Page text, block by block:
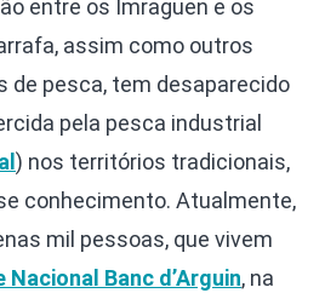
entre os Imraguen e os
assim como outros
de pesca, tem desaparecido
pela pesca industrial
) nos territórios tradicionais,
conhecimento. Atualmente,
mil pessoas, que vivem
Nacional Banc d’Arguin, na